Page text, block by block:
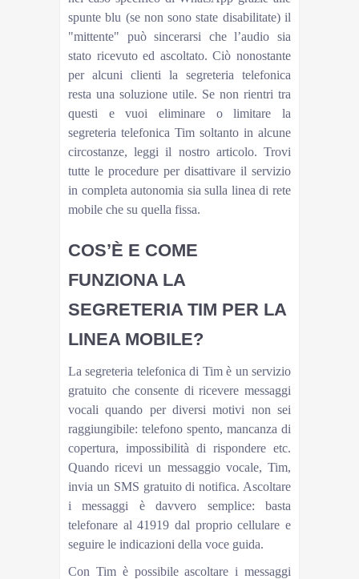
spunte blu (se non sono state disabilitate) il
"mittente" può sincerarsi che l’audio sia
stato ricevuto ed ascoltato. Ciò nonostante
per alcuni clienti la segreteria telefonica
resta una soluzione utile. Se non rientri tra
questi e vuoi eliminare o limitare la
segreteria telefonica Tim soltanto in alcune
circostanze, leggi il nostro articolo. Trovi
tutte le procedure per disattivare il servizio
in completa autonomia sia sulla linea di rete
mobile che su quella fissa.
COS’È E COME
FUNZIONA LA
SEGRETERIA TIM PER LA
LINEA MOBILE?
La segreteria telefonica di Tim è un servizio
gratuito che consente di ricevere messaggi
vocali quando per diversi motivi non sei
raggiungibile: telefono spento, mancanza di
copertura, impossibilità di rispondere etc.
Quando ricevi un messaggio vocale, Tim,
invia un SMS gratuito di notifica. Ascoltare
i messaggi è davvero semplice: basta
telefonare al 41919 dal proprio cellulare e
seguire le indicazioni della voce guida.
Con Tim è possibile ascoltare i messaggi